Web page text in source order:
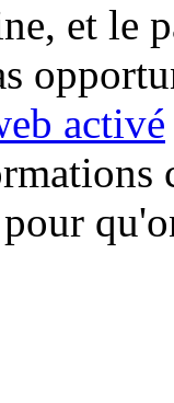
et le
activé